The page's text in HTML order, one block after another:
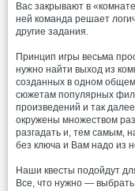
Вас закрывают в
ней команда решает
другие задания.
Принцип игры весьма
нужно найти выход из
созданных в одном
сюжетам популярных
произведений и так
окружены множеством
разгадать и, тем самым,
без ключа и Вам надо из
Наши квесты подойдут
Все, что нужно —